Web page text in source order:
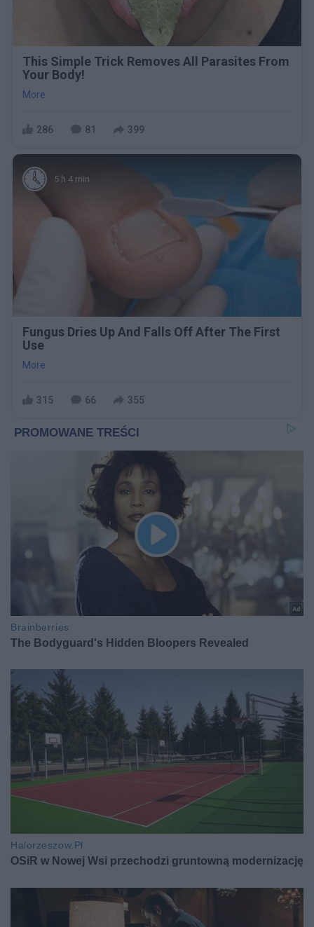
This Simple Trick Removes All Parasites From
Your Body!
More
286 81 399
5 h 4 min
Fungus Dries Up And Falls Off After The First
Use
More
315 66 355